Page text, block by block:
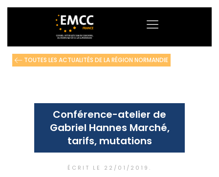
TOUTES LES ACTUALITÉS DE LA RÉGION NORMANDIE
Conférence-atelier de
Gabriel Hannes Marché,
tarifs, mutations
ÉCRIT LE 22/01/2019 .